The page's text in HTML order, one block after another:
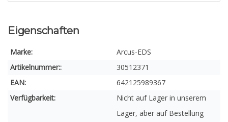
Eigenschaften
Marke:
Arcus-EDS
Artikelnummer::
30512371
EAN:
642125989367
Verfügbarkeit:
Nicht auf Lager in unserem
Lager, aber auf Bestellung